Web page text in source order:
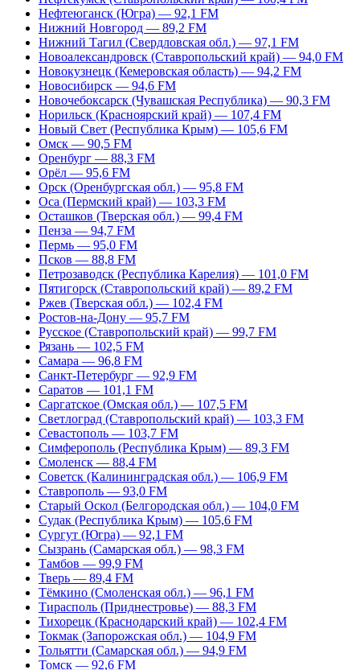
Нефтеюганск (Югра) — 92,1 FM
Нижний Новгород — 89,2 FM
Нижний Тагил (Свердловская обл.) — 97,1 FM
Новоалександровск (Ставропольский край) — 94,0 FM
Новокузнецк (Кемеровская область) — 94,2 FM
Новосибирск — 94,6 FM
Новочебоксарск (Чувашская Республика) — 90,3 FM
Норильск (Красноярский край) — 107,4 FM
Новый Свет (Республика Крым) — 105,6 FM
Омск — 90,5 FM
Оренбург — 88,3 FM
Орёл — 95,6 FM
Орск (Оренбургская обл.) — 95,8 FM
Оса (Пермский край) — 103,3 FM
Осташков (Тверская обл.) — 99,4 FM
Пенза — 94,7 FM
Пермь — 95,0 FM
Псков — 88,8 FM
Петрозаводск (Республика Карелия) — 101,0 FM
Пятигорск (Ставропольский край) — 89,2 FM
Ржев (Тверская обл.) — 102,4 FM
Ростов-на-Дону — 95,7 FM
Русское (Ставропольский край) — 99,7 FM
Рязань — 102,5 FM
Самара — 96,8 FM
Санкт-Петербург — 92,9 FM
Саратов — 101,1 FM
Саргатское (Омская обл.) — 107,5 FM
Светлоград (Ставропольский край) — 103,3 FM
Севастополь — 103,7 FM
Симферополь (Республика Крым) — 89,3 FM
Смоленск — 88,4 FM
Советск (Калининградская обл.) — 106,9 FM
Ставрополь — 93,0 FM
Старый Оскол (Белгородская обл.) — 104,0 FM
Судак (Республика Крым) — 105,6 FM
Сургут (Югра) — 92,1 FM
Сызрань (Самарская обл.) — 98,3 FM
Тамбов — 99,9 FM
Тверь — 89,4 FM
Тёмкино (Смоленская обл.) — 96,1 FM
Тирасполь (Приднестровье) — 88,3 FM
Тихорецк (Краснодарский край) — 102,4 FM
Токмак (Запорожская обл.) — 104,9 FM
Тольятти (Самарская обл.) — 94,9 FM
Томск — 92,6 FM